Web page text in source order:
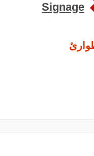
Signage